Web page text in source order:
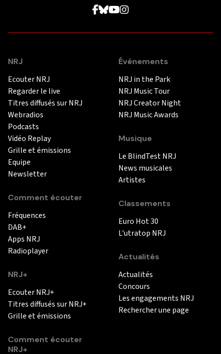
NRJ
Ecouter NRJ
Regarder le live
Titres diffusés sur NRJ
Webradios
Podcasts
Vidéo Replay
Grille et émissions
Equipe
Newsletter
Comment écouter
Fréquences
DAB+
Apps NRJ
Radioplayer
NRJ+
Ecouter NRJ+
Titres diffusés sur NRJ+
Grille et émissions
Comment écouter
NRJ+
Événements
NRJ in the Park
NRJ Music Tour
NRJ Creator Night
NRJ Music Awards
Musique
Le BlindTest NRJ
News musicales
Artistes
Classements
Euro Hot 30
L'utratop NRJ
Actualités
Actualités
Concours
Les engagements NRJ
Rechercher une page